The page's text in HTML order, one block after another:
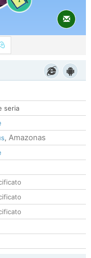
seria
, Amazonas